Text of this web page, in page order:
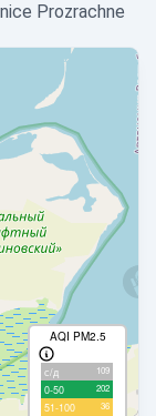
Prozrachne
AQI PM2.5
с/д 109
0-50 202
51-100 36